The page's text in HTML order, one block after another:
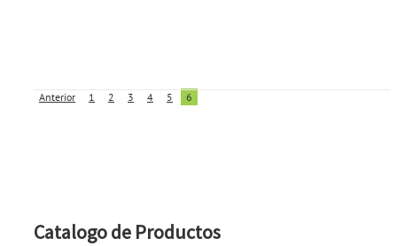
Anterior 1 2 3 4 5 6
Catalogo de Productos